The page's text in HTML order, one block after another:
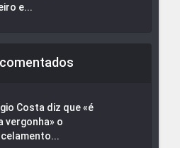
e...
Costa diz que «é
vergonha» o